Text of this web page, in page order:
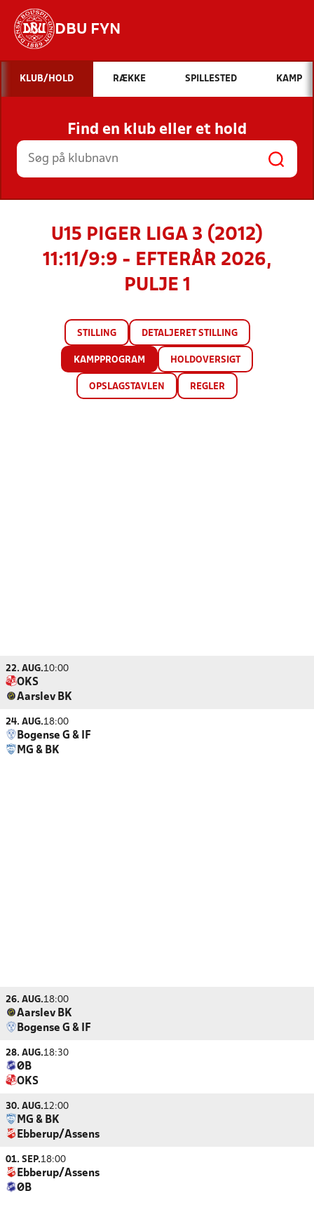
DBU FYN
Hvad vil du søge efter?
INDHOLD OG NYHEDER
STILLINGER, RESULTATER, KLUBBER OG
HOLD
KLUB/HOLD RÆKKE SPILLESTED KAMP
Find en klub eller et hold
U15 PIGER LIGA 3 (2012)
11:11/9:9 - EFTERÅR 2026,
PULJE 1
STILLING DETALJERET STILLING
KAMPPROGRAM HOLDOVERSIGT
OPSLAGSTAVLEN REGLER
22. AUG.10:00
OKS
Aarslev BK
24. AUG.18:00
Bogense G & IF
MG & BK
26. AUG.18:00
Aarslev BK
Bogense G & IF
28. AUG.18:30
ØB
OKS
30. AUG.12:00
MG & BK
Ebberup/Assens
01. SEP.18:00
Ebberup/Assens
ØB